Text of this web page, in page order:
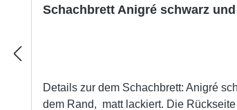
Schachbrett Anigré schwarz
Details zur dem Schachbrett: Anigré
dem Rand, matt lackiert. Die Rückseite vom Schachbrett ist mit vier